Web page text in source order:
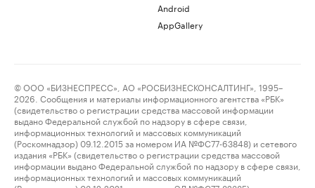
Android
AppGallery
© ООО «БИЗНЕСПРЕСС», АО «РОСБИЗНЕСКОНСАЛТИНГ», 1995–
2026. Сообщения и материалы информационного агентства «РБК»
(свидетельство о регистрации средства массовой информации
выдано Федеральной службой по надзору в сфере связи,
информационных технологий и массовых коммуникаций
(Роскомнадзор) 09.12.2015 за номером ИА №ФС77-63848) и сетевого
издания «РБК» (свидетельство о регистрации средства массовой
информации выдано Федеральной службой по надзору в сфере связи,
информационных технологий и массовых коммуникаций